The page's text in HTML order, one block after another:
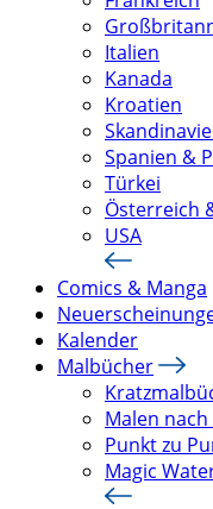
Italien
Kanada
Kroatien
Spanien &
Türkei
Österreich
USA
Comics & Manga
Kalender
Malbücher
Malen nach
Punkt zu
Magic